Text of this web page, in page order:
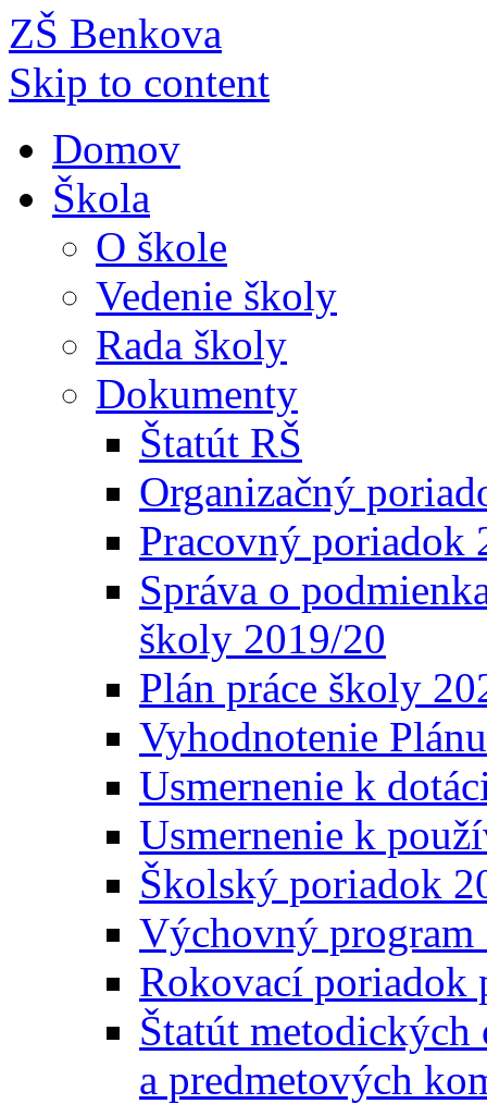
ZŠ Benkova
Skip to content
Domov
Škola
O škole
Vedenie školy
Rada školy
Dokumenty
Štatút RŠ
Organizačný
Pracovný poriadok
Správa o
školy 2019/20
Plán práce školy
Vyhodnotenie
Usmernenie k
Usmernenie k
Školský poriadok
Výchovný
Rokovací poriadok
Štatút
a predmetových